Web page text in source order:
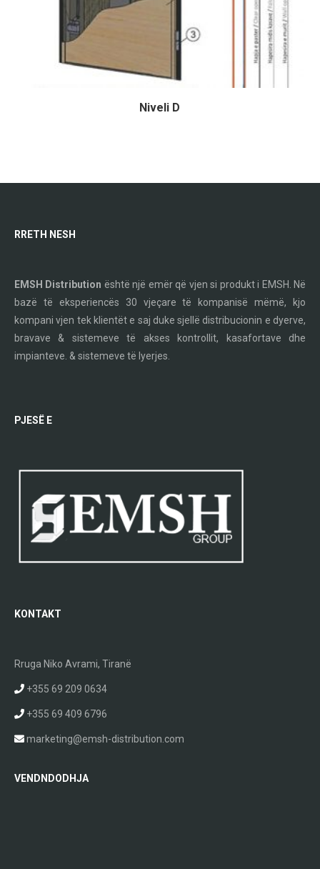
Niveli D
RRETH NESH
EMSH Distribution është një emër që vjen si produkt i EMSH. Në
bazë të eksperiencës 30 vjeçare të kompanisë mëmë, kjo
kompani vjen tek klientët e saj duke sjellë distribucionin e dyerve,
bravave & sistemeve të akses kontrollit, kasafortave dhe
impianteve. & sistemeve të lyerjes.
PJESË E
KONTAKT
Rruga Niko Avrami, Tiranë
+355 69 209 0634
+355 69 409 6796
marketing@emsh-distribution.com
VENDNDODHJA